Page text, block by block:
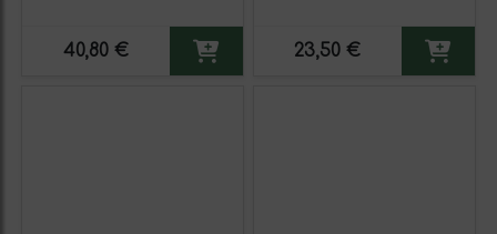
40,80 € 23,50 €